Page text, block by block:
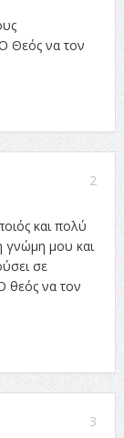
Θεός να τον
2
και πολύ
γνώμη μου και
σε
θεός να τον
3